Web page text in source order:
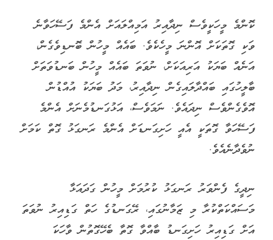
ކޮންމެ މީހަކީވެސް ނިދާއިރު އަމިއްލައަށް އެންމެ ފަސޭހަވާނެ
ވަކި ގޮތަކަށް އޮންނަ މީހެކެވެ. ބައެއް މީހުން ބޮނޑިވެގެން،
އަނެއް ބަޔަކު އަރިއަކަށް، ނުވަތަ ބައެއް މީހުން ބަނޑުވަތަށް
ބާލީހުގައި ބައްދާލައިގެން ނިދާއިރު، މަދު ބަޔަކު އުއްޑުން
އޮވެގެންވެސް ނިދައެވެ. ނަމަވެސް، އަޅުގަނޑުމެނަށް އެންމެ
ފަސޭހަވާ ގޮތަކީ އެއީ ހަށިގަނޑަށް އެންމެ ރަނގަޅު ގޮތް ކަމަށް
ނުވެދާނެއެވެ.
ނިދީގެ ފެންވަރު ރަނގަޅު ކުރުމަށް މީހުން ގަދައަޅާ
މަސައްކަތްކުރާ މި ޒަމާނުގައި، ރޭގަނޑުގެ ހަތް ގަޑިއިރު ނުވަތަ
އަށް ގަޑިއިރު ހަށިގަނޑު ބާއްވާ ގޮތާ ބެހޭގޮތުން ވާހަކަ